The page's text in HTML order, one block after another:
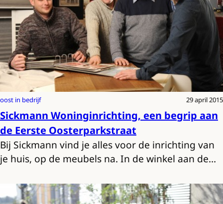
oost in bedrijf 29 april 2015
Sickmann Woninginrichting, een begrip aan
de Eerste Oosterparkstraat
Bij Sickmann vind je alles voor de inrichting van
je huis, op de meubels na. In de winkel aan de…